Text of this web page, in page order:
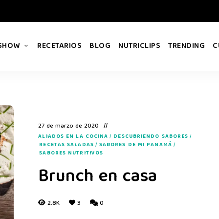
RECETARIOS BLOG NUTRICLIPS TRENDING
27 de marzo de 2020
ALIADOS EN LA COCINA / DESCUBRIENDO SABORES /
RECETAS SALADAS / SABORES DE MI PANAMÁ /
SABORES NUTRITIVOS
Brunch en casa
2.8K 3 0